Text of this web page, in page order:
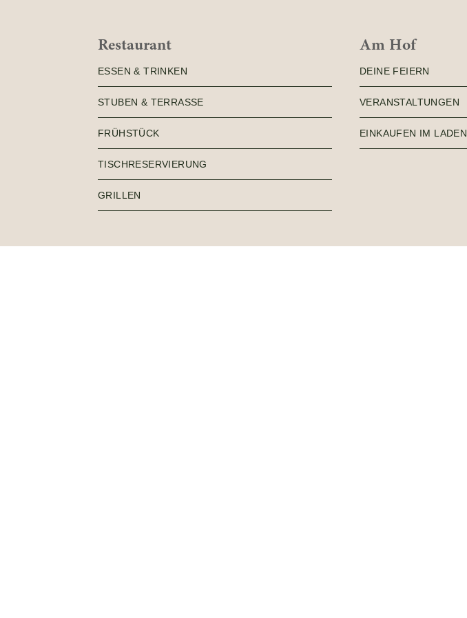
Restaurant
ESSEN & TRINKEN
STUBEN & TERRASSE
FRÜHSTÜCK
TISCHRESERVIERUNG
GRILLEN
Am Hof
DEINE FEIERN
VERANSTALTUNGEN
EINKAUFEN IM LADEN